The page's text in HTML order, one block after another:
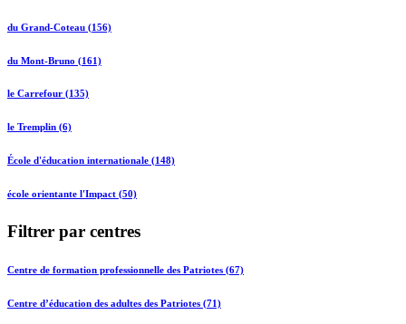
du Grand-Coteau (156)
du Mont-Bruno (161)
le Carrefour (135)
le Tremplin (6)
École d'éducation internationale (148)
école orientante l'Impact (50)
Filtrer par centres
Centre de formation professionnelle des Patriotes (67)
Centre d’éducation des adultes des Patriotes (71)